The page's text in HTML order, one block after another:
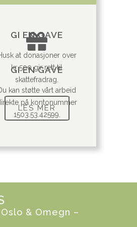
GI EN GAVE
kan støtte vårt arbeid
på kontonummer
1503.53.42599.
GI EN GAVE
at donasjoner over
kr 500 gir rett til
skattefradrag.
LES MER
& Omegn –